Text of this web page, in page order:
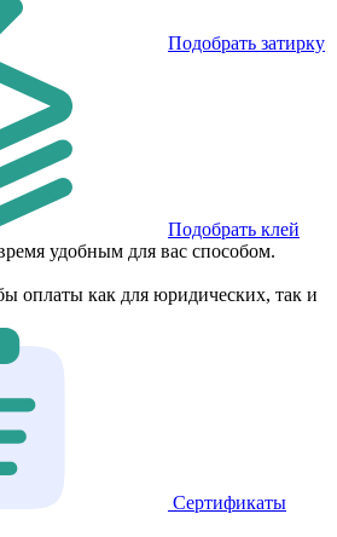
Подобрать затирку
Подобрать клей
удобным для вас способом.
оплаты как для юридических, так и
Сертификаты